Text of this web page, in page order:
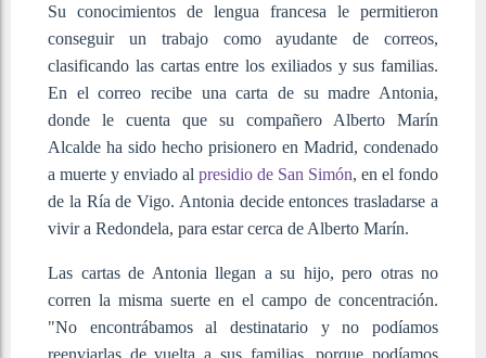
Su conocimientos de lengua francesa le permitieron
conseguir un trabajo como ayudante de correos,
clasificando las cartas entre los exiliados y sus familias.
En el correo recibe una carta de su madre Antonia,
donde le cuenta que su compañero Alberto Marín
Alcalde ha sido hecho prisionero en Madrid, condenado
a muerte y enviado al presidio de San Simón, en el fondo
de la Ría de Vigo. Antonia decide entonces trasladarse a
vivir a Redondela, para estar cerca de Alberto Marín.
Las cartas de Antonia llegan a su hijo, pero otras no
corren la misma suerte en el campo de concentración.
"No encontrábamos al destinatario y no podíamos
reenviarlas de vuelta a sus familias, porque podíamos